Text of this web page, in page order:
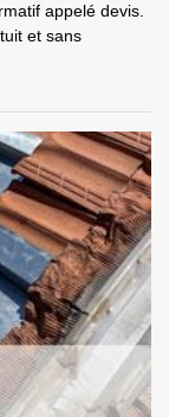
appelé devis.
et sans